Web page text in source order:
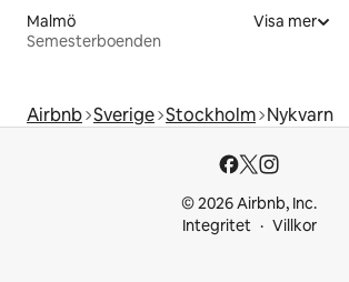
Malmö
Semesterboenden
Visa mer
Airbnb Sverige Stockholm Nykvarn
© 2026 Airbnb, Inc.
Integritet
Villkor